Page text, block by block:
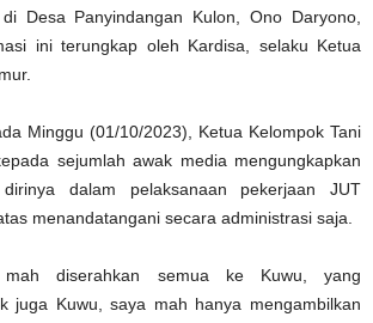
Desa Panyindangan Kulon, Ono Daryono,
ini terungkap oleh Kardisa, selaku Ketua
Minggu (01/10/2023), Ketua Kelompok Tani
sejumlah awak media mengungkapkan
dalam pelaksanaan pekerjaan JUT
menandatangani secara administrasi saja.
mah diserahkan semua ke Kuwu, yang
juga Kuwu, saya mah hanya mengambilkan